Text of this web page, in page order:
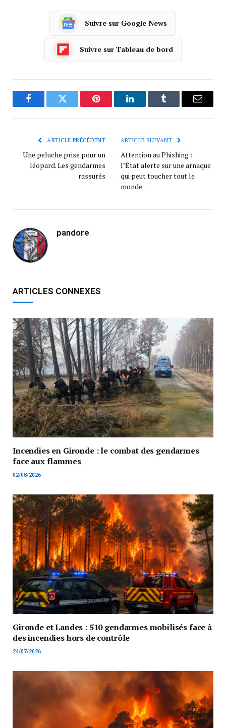
Suivre sur Google News
Suivre sur Tableau de bord
FacebookTwitter Pinterest LinkedInTumblr
ARTICLE PRÉCÉDENT
Une peluche prise pour un
léopard. Les gendarmes
rassurés
ARTICLE SUIVANT
Attention au Phishing :
l’État alerte sur une arnaque
qui peut toucher tout le
monde
pandore
ARTICLES CONNEXES
Incendies en Gironde : le combat des gendarmes
face aux flammes
02/08/2026
Gironde et Landes : 510 gendarmes mobilisés face à
des incendies hors de contrôle
24/07/2026